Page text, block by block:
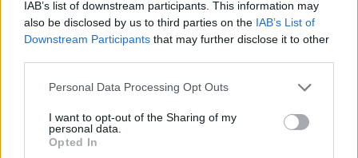
IAB’s list of downstream participants. This information may
also be disclosed by us to third parties on the IAB’s List of
Downstream Participants that may further disclose it to other
Please note that this website/app uses one or more Google
not limited to your visit or usage behaviour. You may click to
grant or deny consent to Google and its third-party tags to
use your data for below specified purposes in below Google
Personal Data Processing Opt Outs
I want to opt-out of the Sharing of my
personal data.
Opted In
Ahogyan az lenni szokott Szolnokon, nem egységesen
fogadják a helyiek az ingyenes strandolás lehetőségét, amit
a...